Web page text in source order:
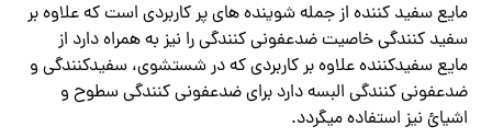
مایع سفید کننده از جمله شوینده های پر کاربردی است که علاوه بر
سفید کنندگی خاصیت ضدعفونی کنندگی را نیز به همراه دارد از
مایع سفیدکننده علاوه بر کاربردی که در شستشوی، سفیدکنندگی و
ضدعفونی کنندگی البسه دارد برای ضدعفونی کنندگی سطوح و
اشیائ نیز استفاده میگردد.